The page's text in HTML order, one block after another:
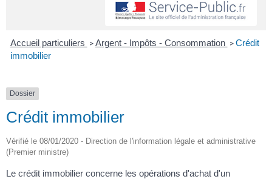
Accueil particuliers > Argent - Impôts - Consommation > Crédit
immobilier
Dossier
Crédit immobilier
Vérifié le 08/01/2020 - Direction de l'information légale et administrative
(Premier ministre)
Le crédit immobilier concerne les opérations d'achat d'un